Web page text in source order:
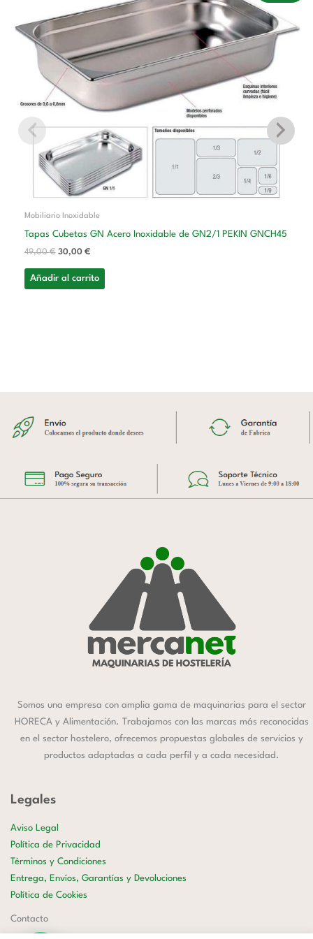
Mobiliario Inoxidable
Tapas Cubetas GN Acero Inoxidable de GN2/1 PEKIN GNCH45
49,00€
era:
49,00 €.
30,00 €
actual
es:
Añadir al carrito
Somos una empresa con amplia gama de maquinarias para el sector
HORECA y Alimentación. Trabajamos con las marcas más reconocidas
en el sector hostelero, ofrecemos propuestas globales de servicios y
productos adaptadas a cada perfil y a cada necesidad.
Legales
Aviso Legal
Política de Privacidad
Términos y Condiciones
Entrega, Envíos, Garantías y Devoluciones
Política de Cookies
Contacto